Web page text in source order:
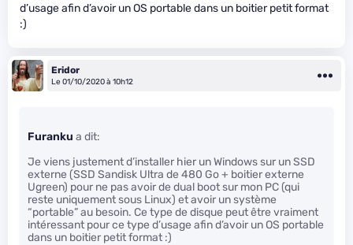
d’usage afin d’avoir un OS portable dans un boitier petit format
:)
Eridor
Le 01/10/2020 à 10h12
Furanku a dit:
Je viens justement d’installer hier un Windows sur un SSD
externe (SSD Sandisk Ultra de 480 Go + boitier externe
Ugreen) pour ne pas avoir de dual boot sur mon PC (qui
reste uniquement sous Linux) et avoir un système
“portable” au besoin. Ce type de disque peut être vraiment
intéressant pour ce type d’usage afin d’avoir un OS portable
dans un boitier petit format :)